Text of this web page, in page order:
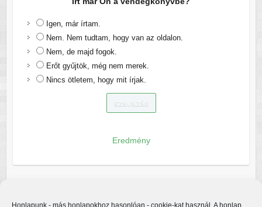
Honlapunk - más honlapokhoz hasonlóan - cookie-kat használ. A honlap
Igen, már írtam.
Nem. Nem tudtam, hogy van az oldalon.
Nem, de majd fogok.
Erőt gyűjtök, még nem merek.
Nincs ötletem, hogy mit írjak.
Eredmény